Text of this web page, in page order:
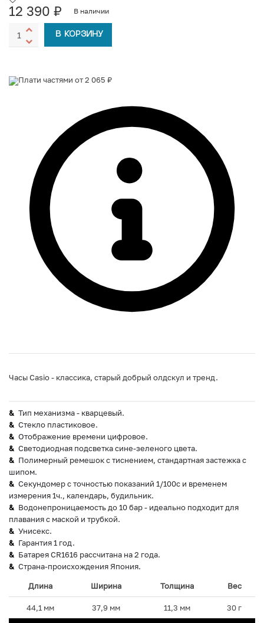
12 390 ₽ В наличии
В КОРЗИНУ
Плати частями от 2 065 ₽
Часы Casio - классика, старый добрый олдскул и тренд.
Тип механизма - кварцевый.
Стекло пластиковое.
Отображение времени цифровое.
Светодиодная подсветка сине-зеленого цвета.
Полимерный ремешок с тиснением, стандартная застежка с
шипом.
Секундомер с точностью показаний 1/100с и временем
измерения 1ч., календарь, будильник.
Водонепроницаемость до 10 бар - идеально подходит для
плавания с маской и трубкой.
Унисекс.
Гарантия 1 год.
Батарея CR1616 рассчитана на 2 года.
Страна-происхождения Япония.
Длина Ширина Толщина Вес
44,1 мм 37,9 мм 11,3 мм 30 г